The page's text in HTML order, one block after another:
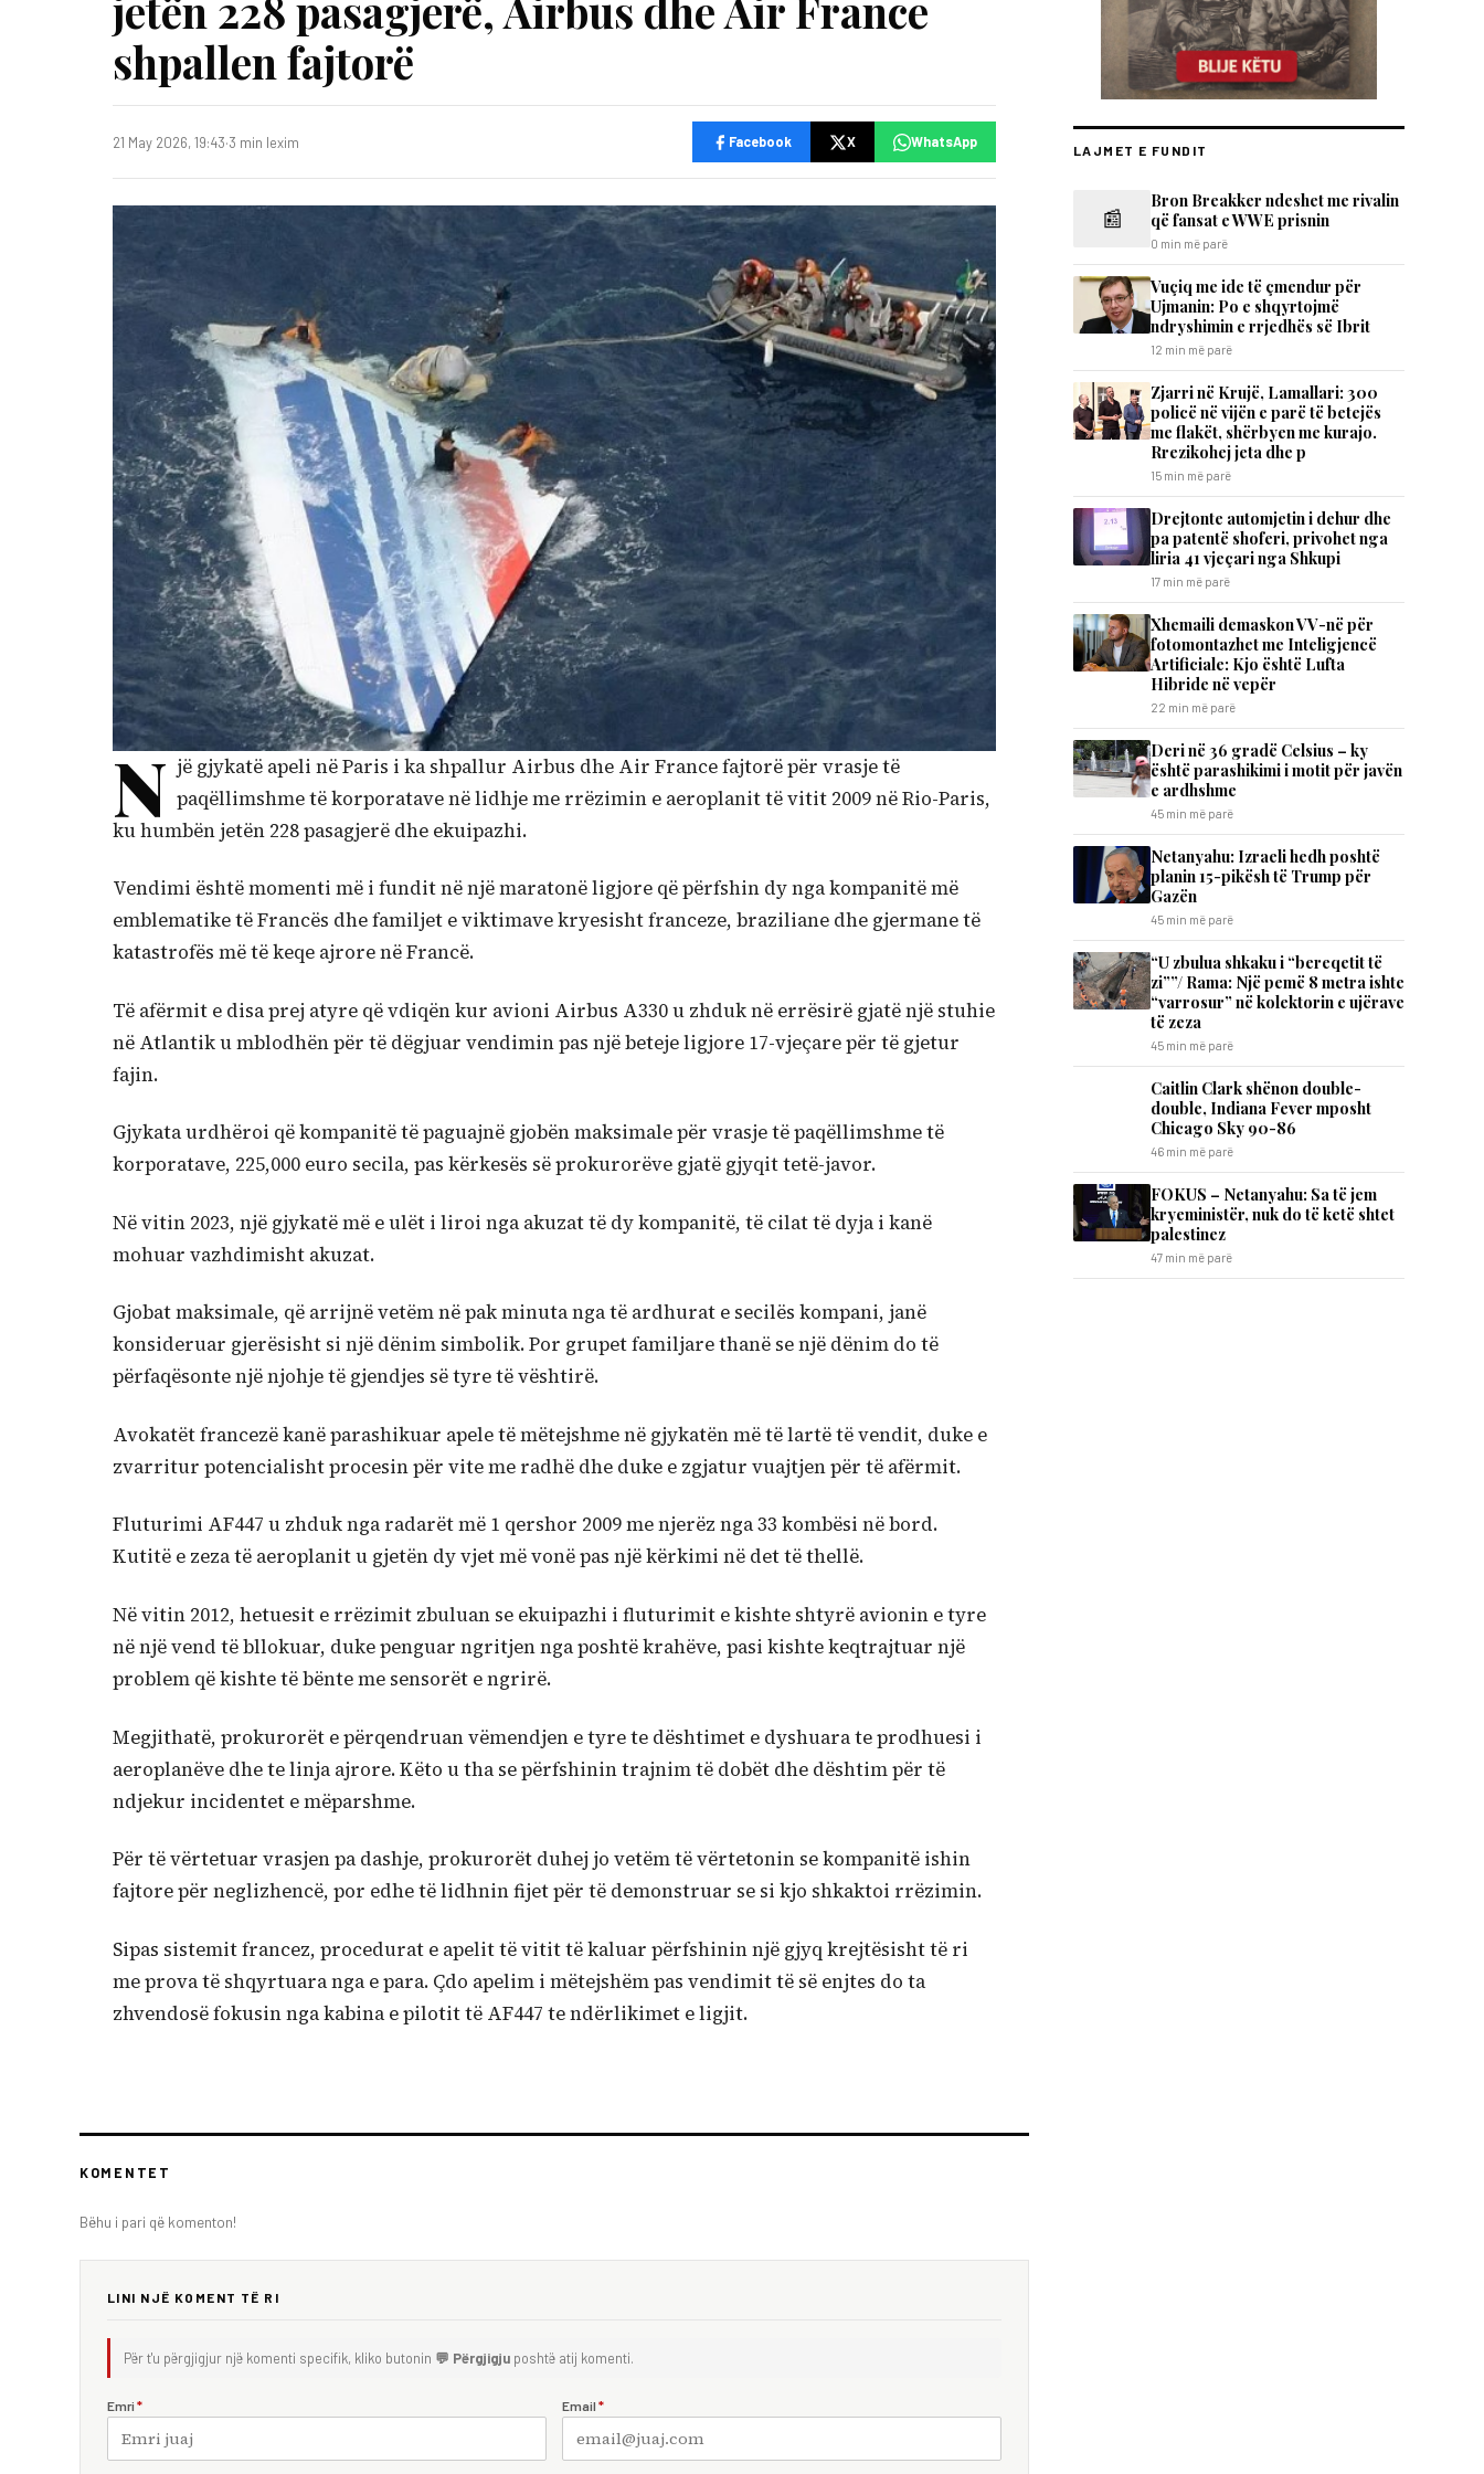
shpallen fajtorë
21 May 2026, 19:43·3 min lexim Facebook X WhatsApp
N jë gjykatë apeli në Paris i ka shpallur Airbus dhe Air France fajtorë për vrasje të
paqëllimshme të korporatave në lidhje me rrëzimin e aeroplanit të vitit 2009 në Rio-Paris,
ku humbën jetën 228 pasagjerë dhe ekuipazhi.
Vendimi është momenti më i fundit në një maratonë ligjore që përfshin dy nga kompanitë më
emblematike të Francës dhe familjet e viktimave kryesisht franceze, braziliane dhe gjermane të
katastrofës më të keqe ajrore në Francë.
Të afërmit e disa prej atyre që vdiqën kur avioni Airbus A330 u zhduk në errësirë ​​gjatë një stuhie
në Atlantik u mblodhën për të dëgjuar vendimin pas një beteje ligjore 17-vjeçare për të gjetur
fajin.
Gjykata urdhëroi që kompanitë të paguajnë gjobën maksimale për vrasje të paqëllimshme të
korporatave, 225,000 euro secila, pas kërkesës së prokurorëve gjatë gjyqit tetë-javor.
Në vitin 2023, një gjykatë më e ulët i liroi nga akuzat të dy kompanitë, të cilat të dyja i kanë
mohuar vazhdimisht akuzat.
Gjobat maksimale, që arrijnë vetëm në pak minuta nga të ardhurat e secilës kompani, janë
konsideruar gjerësisht si një dënim simbolik. Por grupet familjare thanë se një dënim do të
përfaqësonte një njohje të gjendjes së tyre të vështirë.
Avokatët francezë kanë parashikuar apele të mëtejshme në gjykatën më të lartë të vendit, duke e
zvarritur potencialisht procesin për vite me radhë dhe duke e zgjatur vuajtjen për të afërmit.
Fluturimi AF447 u zhduk nga radarët më 1 qershor 2009 me njerëz nga 33 kombësi në bord.
Kutitë e zeza të aeroplanit u gjetën dy vjet më vonë pas një kërkimi në det të thellë.
Në vitin 2012, hetuesit e rrëzimit zbuluan se ekuipazhi i fluturimit e kishte shtyrë avionin e tyre
në një vend të bllokuar, duke penguar ngritjen nga poshtë krahëve, pasi kishte keqtrajtuar një
problem që kishte të bënte me sensorët e ngrirë.
Megjithatë, prokurorët e përqendruan vëmendjen e tyre te dështimet e dyshuara te prodhuesi i
aeroplanëve dhe te linja ajrore. Këto u tha se përfshinin trajnim të dobët dhe dështim për të
ndjekur incidentet e mëparshme.
Për të vërtetuar vrasjen pa dashje, prokurorët duhej jo vetëm të vërtetonin se kompanitë ishin
fajtore për neglizhencë, por edhe të lidhnin fijet për të demonstruar se si kjo shkaktoi rrëzimin.
Sipas sistemit francez, procedurat e apelit të vitit të kaluar përfshinin një gjyq krejtësisht të ri
me prova të shqyrtuara nga e para. Çdo apelim i mëtejshëm pas vendimit të së enjtes do ta
zhvendosë fokusin nga kabina e pilotit të AF447 te ndërlikimet e ligjit.
KOMENTET
Bëhu i pari që komenton!
LINI NJË KOMENT TË RI
Për t'u përgjigjur një komenti specifik, kliko butonin 💬 Përgjigju poshtë atij komenti.
Emri * Email *
LAJMET E FUNDIT
📰
Bron Breakker ndeshet me rivalin
që fansat e WWE prisnin
0 min më parë
​Vuçiq me ide të çmendur për
Ujmanin: Po e shqyrtojmë
ndryshimin e rrjedhës së Ibrit
12 min më parë
Zjarri në Krujë, Lamallari: 300
policë në vijën e parë të betejës
me flakët, shërbyen me kurajo.
Rrezikohej jeta dhe p
15 min më parë
Drejtonte automjetin i dehur dhe
pa patentë shoferi, privohet nga
liria 41 vjeçari nga Shkupi
17 min më parë
Xhemaili demaskon VV-në për
fotomontazhet me Inteligjencë
Artificiale: Kjo është Lufta
Hibride në vepër
22 min më parë
Deri në 36 gradë Celsius – ky
është parashikimi i motit për javën
e ardhshme
45 min më parë
Netanyahu: Izraeli hedh poshtë
planin 15-pikësh të Trump për
Gazën
45 min më parë
“U zbulua shkaku i “bereqetit të
zi””/ Rama: Një pemë 8 metra ishte
“varrosur” në kolektorin e ujërave
të zeza
45 min më parë
Caitlin Clark shënon double-
double, Indiana Fever mposht
Chicago Sky 90-86
46 min më parë
FOKUS – Netanyahu: Sa të jem
kryeministër, nuk do të ketë shtet
palestinez
47 min më parë